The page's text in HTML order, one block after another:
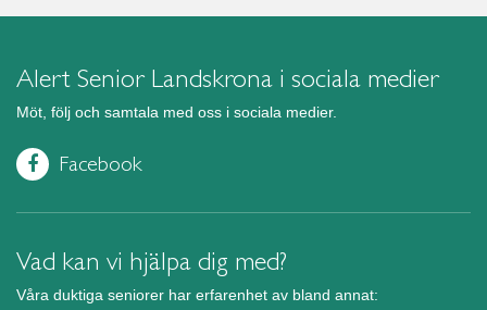
Alert Senior Landskrona i sociala medier
Möt, följ och samtala med oss i sociala medier.
Facebook
Vad kan vi hjälpa dig med?
Våra duktiga seniorer har erfarenhet av bland annat: